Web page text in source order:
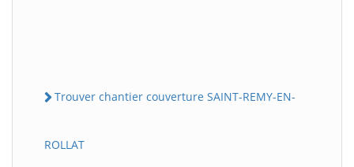
Trouver chantier couverture SAINT-REMY-EN-
ROLLAT